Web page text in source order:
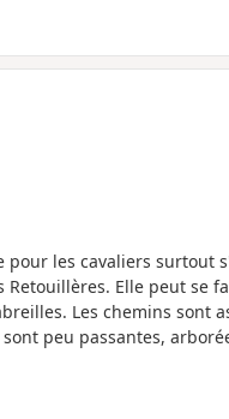
les cavaliers surtout
Elle peut se
Les chemins sont
peu passantes,